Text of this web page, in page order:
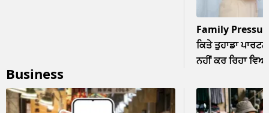
Family
ਕਿਤੇ ਤੁਹਾਡਾ
ਨਹੀਂ ਕਰ ਰਿਹਾ
Business